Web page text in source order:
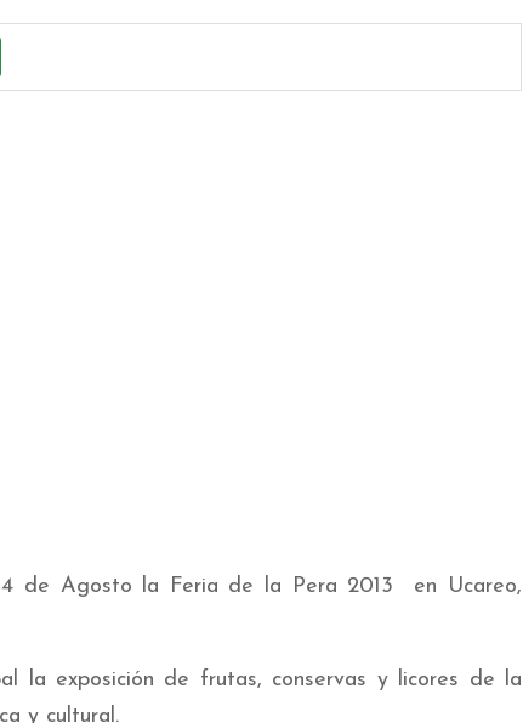
de Agosto la Feria de la Pera 2013 en Ucareo,
la exposición de frutas, conservas y licores de la
y cultural.